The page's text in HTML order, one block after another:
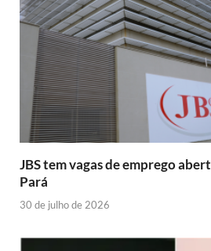
JBS tem vagas de emprego
Pará
30 de julho de 2026